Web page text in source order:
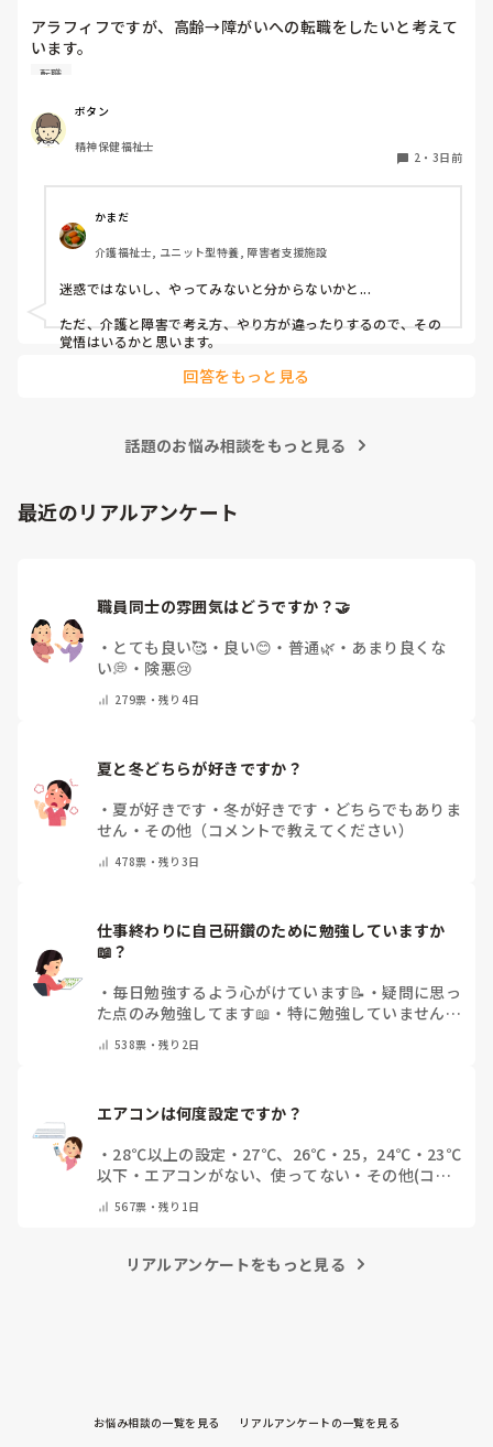
の速さの方を組み合わせたりしてます。順番も一番に入りたい
方がいるので、週によって一番と二番を入れ換えたりしてま
す。決め方は職員によってバラバラなので決まりはありませ
ん。
アラフィフですが、高齢→障がいへの転職をしたいと考えて
います。
覚えも悪くなって来てきますが、経験者の方、どう思われま
やはり迷惑でしょうか？
転職
ボタン
精神保健福祉士
2 ・ 3日前
かまだ
介護福祉士, ユニット型特養, 障害者支援施設
迷惑ではないし、やってみないと分からないかと...
ただ、介護と障害で考え方、やり方が違ったりするので、その
覚悟はいるかと思います。
回答をもっと見る
話題のお悩み相談をもっと見る
最近のリアルアンケート
職員同士の雰囲気はどうですか？🤝
・ とても良い🥰 ・ 良い😊 ・ 普通🌿 ・ あまり良くな
い💭 ・ 険悪😢
279票・残り4日
夏と冬どちらが好きですか？
・ 夏が好きです ・冬が好きです ・ どちらでもありま
せん ・ その他（コメントで教えてください）
478票・残り3日
仕事終わりに自己研鑽のために勉強していますか
📖？
・ 毎日勉強するよう心がけています📝 ・疑問に思っ
た点のみ勉強してます📖 ・ 特に勉強していません・
538票・残り2日
エアコンは何度設定ですか？
・ 28℃以上の設定 ・ 27℃、26℃ ・ 25，24℃ ・ 23℃
以下 ・ エアコンがない、使ってない ・ その他(コメ
567票・残り1日
リアルアンケートをもっと見る
お悩み相談の一覧を見る リアルアンケートの一覧を見る